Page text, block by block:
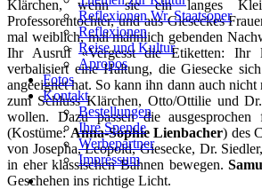
Reflexionen Wr. Staatsoper
Reflexionen
Reise und Kultur
Apropos
Fotos
Kontakt
Bestellungen
Ihre Spende
Werbepartner
Impressum
Klärchen, wenn sie ein langes
Professorentochter, und aus Gieseckes
mal weiblich, mal männlich gebenden
Ihr Ausruf «Vergesst die Etiketten:
verbalisiert eine Haltung, die Giesecke
angeeignet hat. So kann ihn dann auch nicht
zum Schluss Klärchen, Otto/Ottilie und
wollen. Dazu passen die ausgesprochen
(Kostüme:Anna-Sophie Lienbacher) des
von Josepha, Leopold, Giesecke, Dr.
in eher klassischen Bahnen bewegen.
Geschehen ins richtige Licht.